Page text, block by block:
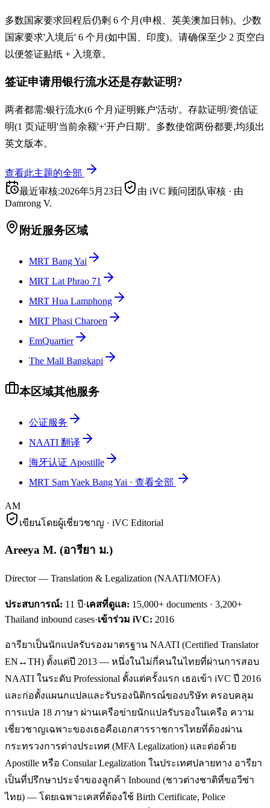
多数国家要求回程后仍剩 6 个月(申根、英美澳加日韩)。少数
国家要求'入境后' 6 个月(如中国、印度)。请确保至少 2 页空白
以便签证贴纸 + 入境章。
签证申请用银行流水还是存款证明?
两者都需:银行流水(6 个月)证明账户'活动'。存款证明/资信证
明(1 页)证明'当前余额'+'开户日期'。多数使馆两份都要,均须出
英文版本。
查看此主题的全部
最近审核:2026年5月23日 由 iVC 顾问团队审核 · 由
Damrong V.
附近服务区域
MRT Bang Yai
MRT Lat Phrao 71
MRT Hua Lamphong
MRT Phasi Charoen
EmQuartier
The Mall Bangkapi
本区域其他服务
公证服务
NAATI 翻译
海牙认证 Apostille
MRT Sam Yaek Bang Yai · 查看全部
AM
เขียนโดยผู้เชี่ยวชาญ · iVC Editorial
Areeya M. (อารียา ม.)
Director — Translation & Legalization (NAATI/MOFA)
ประสบการณ์: 11 ปี·เคสที่ดูแล: 15,000+ documents · 3,200+
Thailand inbound cases·เข้าร่วม iVC: 2016
อารียาเป็นนักแปลรับรองมาตรฐาน NAATI (Certified Translator
EN↔TH) ตั้งแต่ปี 2013 — หนึ่งในไม่กี่คนในไทยที่ผ่านการสอบ
NAATI ในระดับ Professional ตั้งแต่ครั้งแรก เธอเข้า iVC ปี 2016
และก่อตั้งแผนกแปลและรับรองนิติกรณ์ของบริษัท ครอบคลุม
การแปล 18 ภาษา ผ่านเครือข่ายนักแปลรับรองในเครือ ความ
เชี่ยวชาญเฉพาะของเธอคือเอกสารราชการไทยที่ต้องผ่าน
กระทรวงการต่างประเทศ (MFA Legalization) และต่อด้วย
Apostille หรือ Consular Legalization ในประเทศปลายทาง อารียา
เป็นที่ปรึกษาประจำของลูกค้า Inbound (ชาวต่างชาติที่ขอวีซ่า
ไทย) — โดยเฉพาะเคสที่ต้องใช้ Birth Certificate, Police